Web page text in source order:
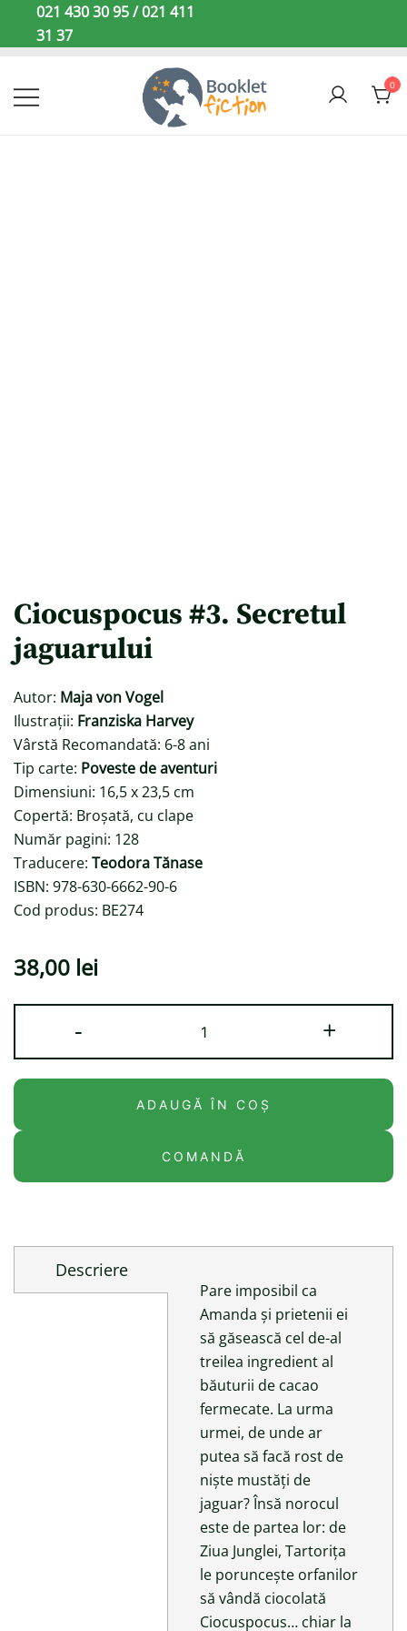
021 430 30 95 / 021 411
31 37
0
Ciocuspocus #3. Secretul
jaguarului
Autor: Maja von Vogel
Ilustrații: Franziska Harvey
Vârstă Recomandată: 6-8 ani
Tip carte: Poveste de aventuri
Dimensiuni: 16,5 x 23,5 cm
Copertă: Broșată, cu clape
Număr pagini: 128
Traducere: Teodora Tănase
ISBN: 978-630-6662-90-6
Cod produs: BE274
38,00 lei
-
Ciocuspocus
#3.
jaguarului
+
ADAUGĂ ÎN COȘ
COMANDĂ
Descriere
Pare imposibil ca
Amanda și prietenii ei
să găsească cel de-al
treilea ingredient al
băuturii de cacao
fermecate. La urma
urmei, de unde ar
putea să facă rost de
niște mustăți de
jaguar? Însă norocul
este de partea lor: de
Ziua Junglei, Tartorița
le poruncește orfanilor
să vândă ciocolată
Ciocuspocus… chiar la